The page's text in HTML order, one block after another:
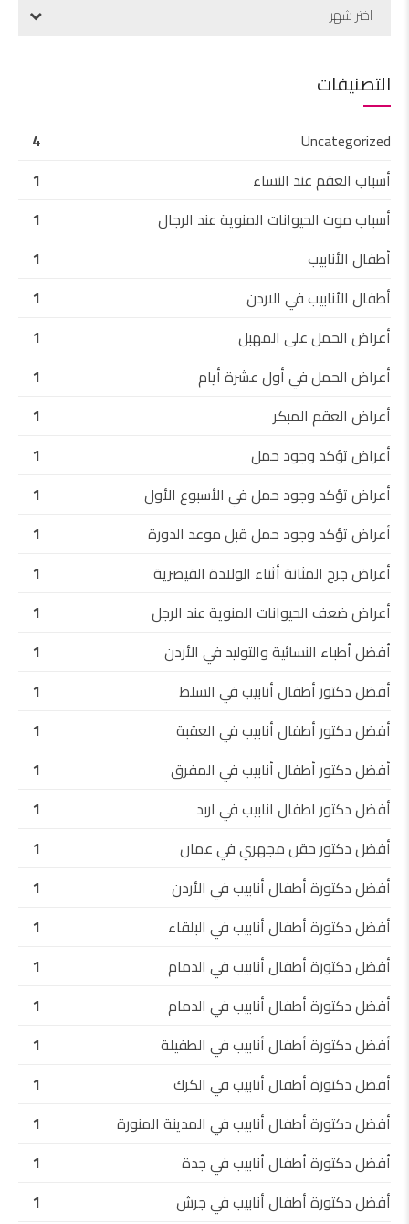
اختر شهر
التصنيفات
Uncategorized
4
أسباب العقم عند النساء
1
أسباب موت الحيوانات المنوية عند الرجال
1
أطفال الأنابيب
1
أطفال الأنابيب في الاردن
1
أعراض الحمل على المهبل
1
أعراض الحمل في أول عشرة أيام
1
أعراض العقم المبكر
1
أعراض تؤكد وجود حمل
1
أعراض تؤكد وجود حمل في الأسبوع الأول
1
أعراض تؤكد وجود حمل قبل موعد الدورة
1
أعراض جرح المثانة أثناء الولادة القيصرية
1
أعراض ضعف الحيوانات المنوية عند الرجل
1
أفضل أطباء النسائية والتوليد في الأردن
1
أفضل دكتور أطفال أنابيب في السلط
1
أفضل دكتور أطفال أنابيب في العقبة
1
أفضل دكتور أطفال أنابيب في المفرق
1
أفضل دكتور اطفال انابيب في اربد
1
أفضل دكتور حقن مجهري في عمان
1
أفضل دكتورة أطفال أنابيب في الأردن
1
أفضل دكتورة أطفال أنابيب في البلقاء
1
أفضل دكتورة أطفال أنابيب في الدمام
1
أفضل دكتورة أطفال أنابيب في الدمام
1
أفضل دكتورة أطفال أنابيب في الطفيلة
1
أفضل دكتورة أطفال أنابيب في الكرك
1
أفضل دكتورة أطفال أنابيب في المدينة المنورة
1
أفضل دكتورة أطفال أنابيب في جدة
1
أفضل دكتورة أطفال أنابيب في جرش
1